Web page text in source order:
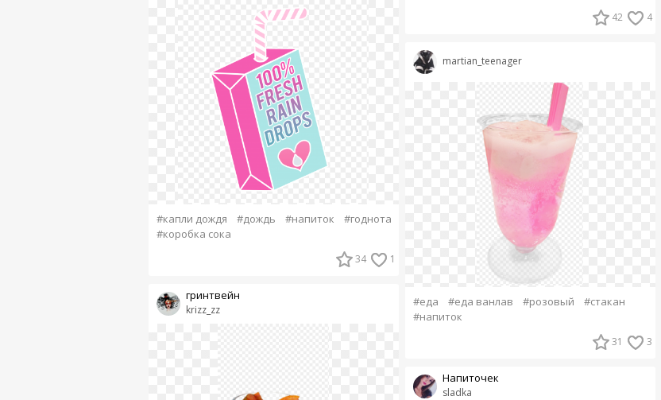
#капли дождя #дождь #напиток
#годнота
#коробка сока
34 1
krizz_zz
гринтвейн
42 4
martian_teenager
#еда #еда ванлав #розовый
#стакан
#напиток
31 3
sladka
Напиточек